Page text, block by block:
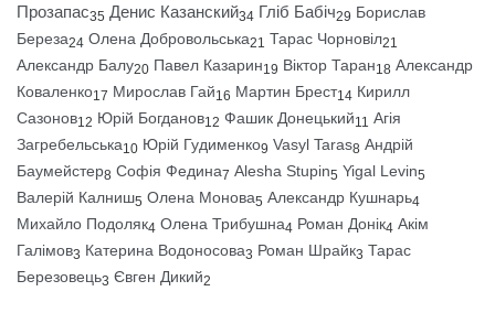
Прозапас35 Денис Казанский34 Гліб Бабіч29 Борислав
Береза24 Олена Добровольська21 Тарас Чорновіл21
Александр Балу20 Павел Казарин19 Віктор Таран18 Александр
Коваленко17 Мирослав Гай16 Мартин Брест14 Кирилл
Сазонов12 Юрій Богданов12 Фашик Донецький11 Агія
Загребельська10 Юрій Гудименко9 Vasyl Taras8 Андрій
Баумейстер8 Софія Федина7 Alesha Stupin5 Yigal Levin5
Валерій Калниш5 Олена Монова5 Александр Кушнарь4
Михайло Подоляк4 Олена Трибушна4 Роман Донік4 Акім
Галімов3 Катерина Водоносова3 Роман Шрайк3 Тарас
Березовець3 Євген Дикий2